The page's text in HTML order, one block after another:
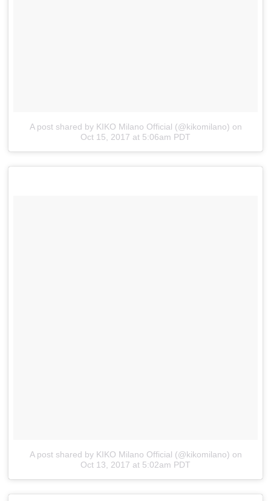
A post shared by KIKO Milano Official (@kikomilano) on
Oct 15, 2017 at 5:06am PDT
A post shared by KIKO Milano Official (@kikomilano) on
Oct 13, 2017 at 5:02am PDT